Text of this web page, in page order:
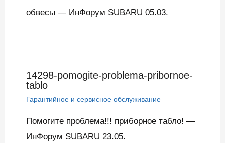
обвесы — ИнФорум SUBARU 05.03.
14298-pomogite-problema-pribornoe-
tablo
Гарантийное и сервисное обслуживание
Помогите проблема!!! приборное табло! —
ИнФорум SUBARU 23.05.